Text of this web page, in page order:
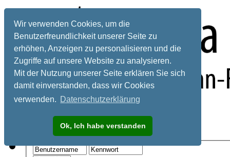
Wir verwenden Cookies, um die
Benutzerfreundlichkeit unserer Seite zu
erhöhen, Anzeigen zu personalisieren und die
Zugriffe auf unsere Website zu analysieren.
Mit der Nutzung unserer Seite erklären Sie sich
damit einverstanden, dass wir Cookies
verwenden. Datenschutzerklärung
Ok, Ich habe verstanden
Registrieren